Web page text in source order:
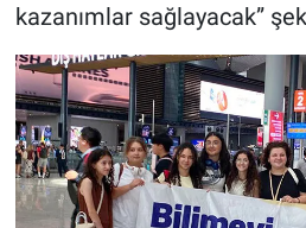
kazanımlar sağlayacak”